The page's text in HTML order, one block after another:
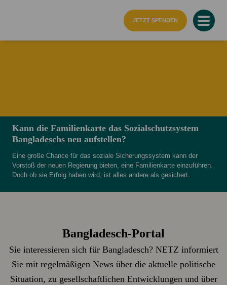
JETZT SPENDEN
Kann die Familienkarte das Sozialschutzsystem
Bangladeschs neu aufstellen?
Eine große Chance für das soziale Sicherungssystem kann der
Vorstoß der neuen Regierung bieten, eine Familienkarte einzuführen.
Doch ob sie Erfolg haben wird, ist alles andere als gesichert.
Bangladesch-Portal
Sie interessieren sich für Bangladesch? NETZ informiert
Sie mit regelmäßigen News über die aktuelle politische
Situation, zu gesellschaftlichen Entwicklungen und über